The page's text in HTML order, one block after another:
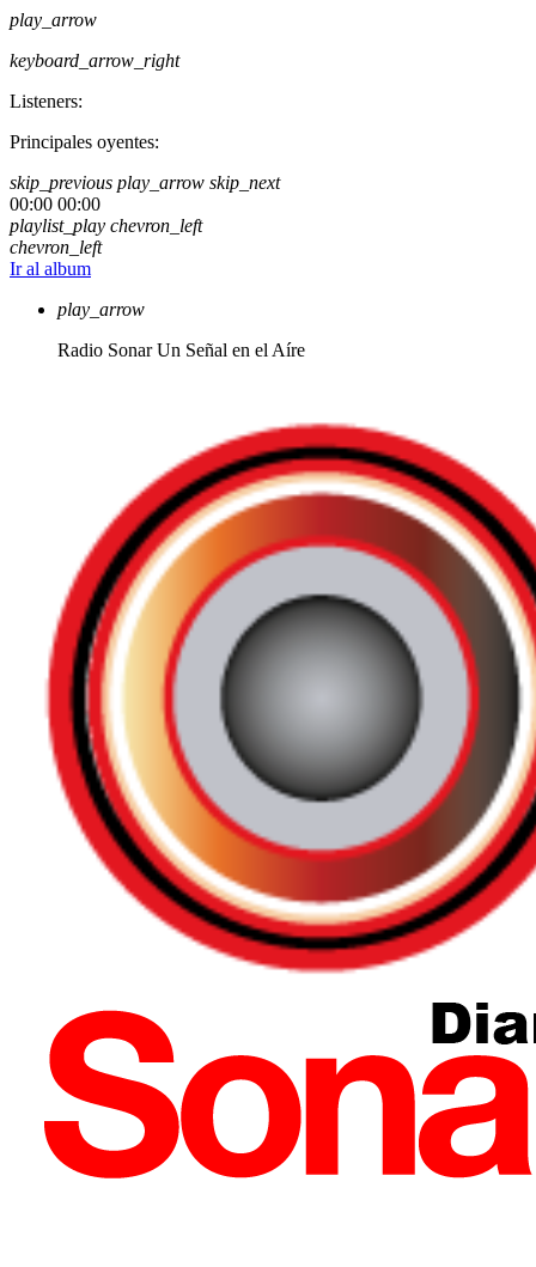
play_arrow
keyboard_arrow_right
Listeners:
Principales oyentes:
skip_previous play_arrow skip_next
00:00 00:00
playlist_play chevron_left
chevron_left
Ir al album
play_arrow
Radio Sonar Un Señal en el Aíre